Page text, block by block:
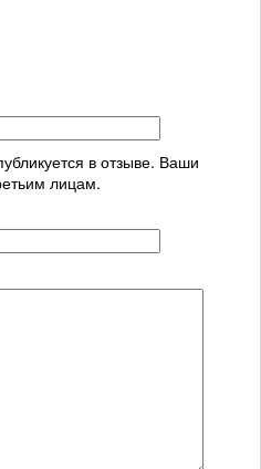
в отзыве. Ваши
лицам.